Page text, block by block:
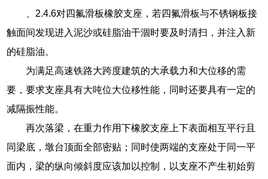
、2.4.6对四氟滑板橡胶支座，若四氟滑板与不锈钢板接
触面间发现进入泥沙或硅脂油干涸时要及时清扫，并注入新
的硅脂油。
为满足高速铁路大跨度建筑的大承载力和大位移的需
要，要求支座具有大吨位大位移性能，同时还要具有一定的
减隔振性能。
再次落梁，在重力作用下橡胶支座上下表面相互平行且
同梁底，墩台顶面全部密贴；同时使两端的支座处于同一平
面内，梁的纵向倾斜度应该加以控制，以支座不产生初始剪